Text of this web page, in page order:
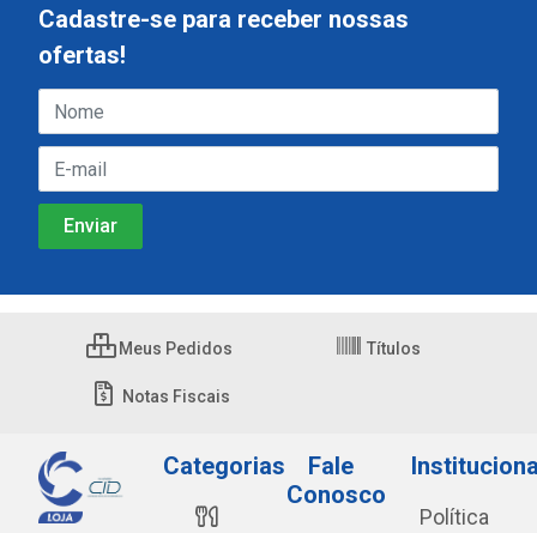
Cadastre-se para receber nossas
ofertas!
Meus Pedidos Títulos
Notas Fiscais
Categorias
Fale
Conosco
Política